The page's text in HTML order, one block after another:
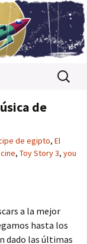
Buscar:
de
de egipto, El
, Toy Story 3, you
a la mejor
hasta los
dado las últimas